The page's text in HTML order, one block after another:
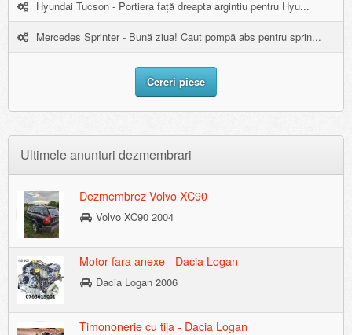
Hyundai Tucson - Portiera față dreapta argintiu pentru Hyu...
Mercedes Sprinter - Bună ziua! Caut pompă abs pentru sprin...
Cereri piese
Ultimele anunturi dezmembrari
Dezmembrez Volvo XC90
Volvo XC90 2004
Motor fara anexe - Dacia Logan
Dacia Logan 2006
Timononerie cu tija - Dacia Logan